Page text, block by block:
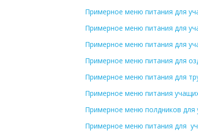
Примерное меню питания для
Примерное меню питания для
Примерное меню питания для
Примерное меню питания для
Примерное меню питания для
Примерное меню питания
Примерное меню полдников для
Примерное меню питания для